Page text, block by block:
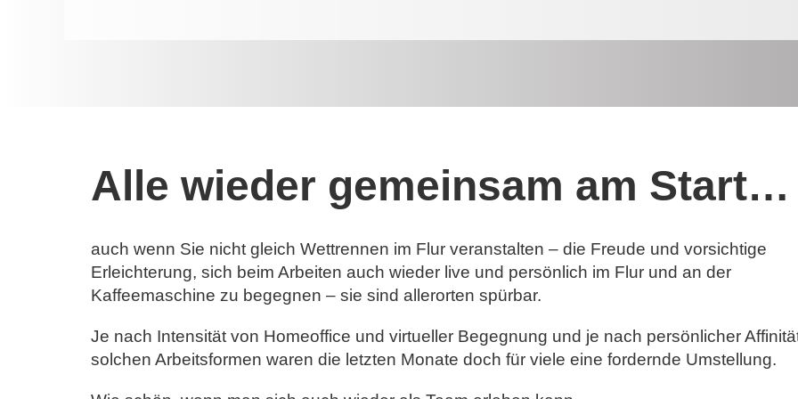
Alle wieder gemeinsam am Start…
auch wenn Sie nicht gleich Wettrennen im Flur veranstalten – die Freude und vorsichtige
Erleichterung, sich beim Arbeiten auch wieder live und persönlich im Flur und an der
Kaffeemaschine zu begegnen – sie sind allerorten spürbar.
Je nach Intensität von Homeoffice und virtueller Begegnung und je nach persönlicher
solchen Arbeitsformen waren die letzten Monate doch für viele eine fordernde Umstellung.